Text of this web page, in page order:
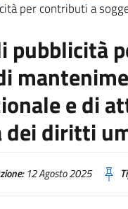
per contributi a
pubblicità
e di
diritti
12 Agosto 2025